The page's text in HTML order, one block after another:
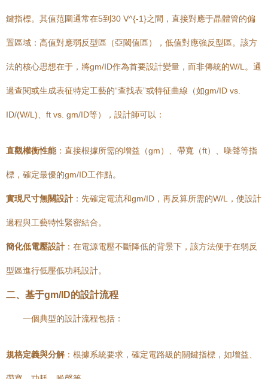
鍵指標。其值范圍通常在5到30 V^{-1}之間，直接對應于晶體管的偏
置區域：高值對應弱反型區（亞閾值區），低值對應強反型區。該方
法的核心思想在于，將gm/ID作為首要設計變量，而非傳統的W/L。通
過查閱或生成表征特定工藝的“查找表”或特征曲線（如gm/ID vs.
ID/(W/L)、ft vs. gm/ID等），設計師可以：
直觀權衡性能：直接根據所需的增益（gm）、帶寬（ft）、噪聲等指
標，確定最優的gm/ID工作點。
實現尺寸無關設計 ：先確定電流和gm/ID，再反算所需的W/L，使設計
過程與工藝特性緊密結合。
簡化低電壓設計 ：在電源電壓不斷降低的背景下，該方法便于在弱反
型區進行低壓低功耗設計。
二、基于gm/ID的設計流程
一個典型的設計流程包括：
規格定義與分解：根據系統要求，確定電路級的關鍵指標，如增益、